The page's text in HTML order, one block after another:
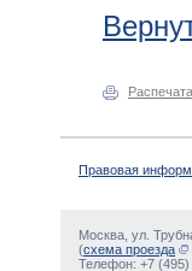
Правовая
Москва, ул.
(схема проезда
Телефон: +7 (495)